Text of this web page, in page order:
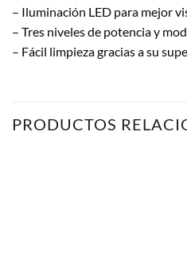
– Iluminación LED para mejor
– Tres niveles de potencia y
– Fácil limpieza gracias a su
PRODUCTOS